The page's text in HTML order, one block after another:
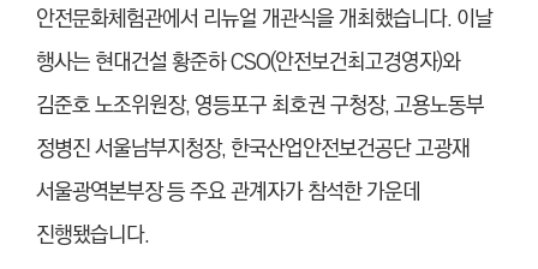
안전문화체험관에서 리뉴얼 개관식을 개최했습니다. 이날
행사는 현대건설 황준하 CSO(안전보건최고경영자)와
김준호 노조위원장, 영등포구 최호권 구청장, 고용노동부
정병진 서울남부지청장, 한국산업안전보건공단 고광재
서울광역본부장 등 주요 관계자가 참석한 가운데
진행됐습니다.